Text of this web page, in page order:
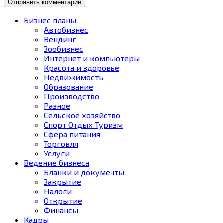
Бизнес планы
Автобизнес
Вендинг
Зообизнес
Интернет и компьютеры
Красота и здоровье
Недвижимость
Образование
Производство
Разное
Сельское хозяйство
Спорт Отдых Туризм
Сфера питания
Торговля
Услуги
Ведение бизнеса
Бланки и документы
Закрытие
Налоги
Открытие
Финансы
Кадры